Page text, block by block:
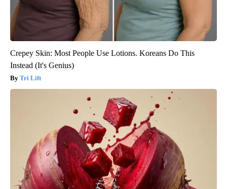
Crepey Skin: Most People Use Lotions. Koreans Do This
Instead (It's Genius)
Tri Lift